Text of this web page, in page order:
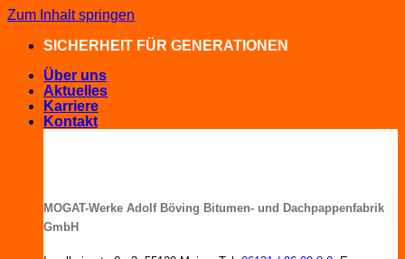
Zum Inhalt springen
SICHERHEIT FÜR GENERATIONEN
Über uns
Aktuelles
Karriere
Kontakt
MOGAT-Werke Adolf Böving Bitumen- und Dachpappenfabrik
GmbH